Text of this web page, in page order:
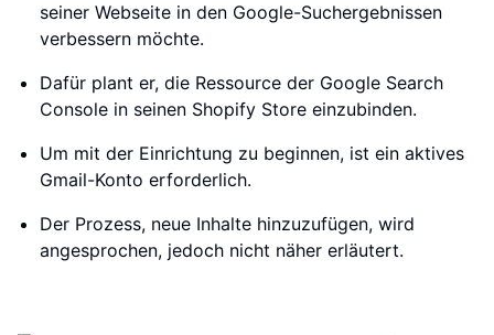
seiner Webseite in den Google-Suchergebnissen
verbessern möchte.
Dafür plant er, die Ressource der Google Search
Console in seinen Shopify Store einzubinden.
Um mit der Einrichtung zu beginnen, ist ein aktives
Gmail-Konto erforderlich.
Der Prozess, neue Inhalte hinzuzufügen, wird
angesprochen, jedoch nicht näher erläutert.